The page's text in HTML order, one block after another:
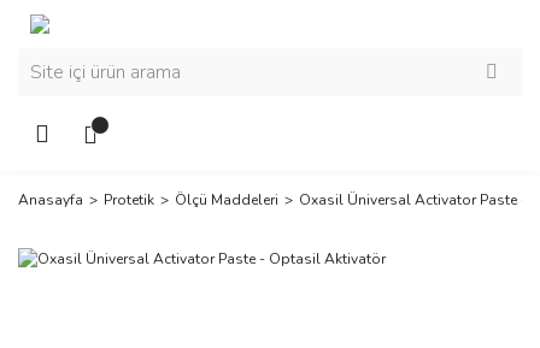
Anasayfa Protetik Ölçü Maddeleri Oxasil Üniversal Activator Paste -